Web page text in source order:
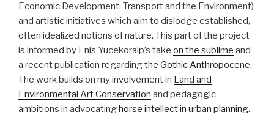
Economic Development, Transport and the Environment)
and artistic initiatives which aim to dislodge established,
often idealized notions of nature. This part of the project
is informed by Enis Yucekoralp’s take on the sublime and
a recent publication regardingthe Gothic Anthropocene.
The work builds on my involvement in Land and
Environmental Art Conservation and pedagogic
ambitions in advocatinghorse intellect in urban planning.